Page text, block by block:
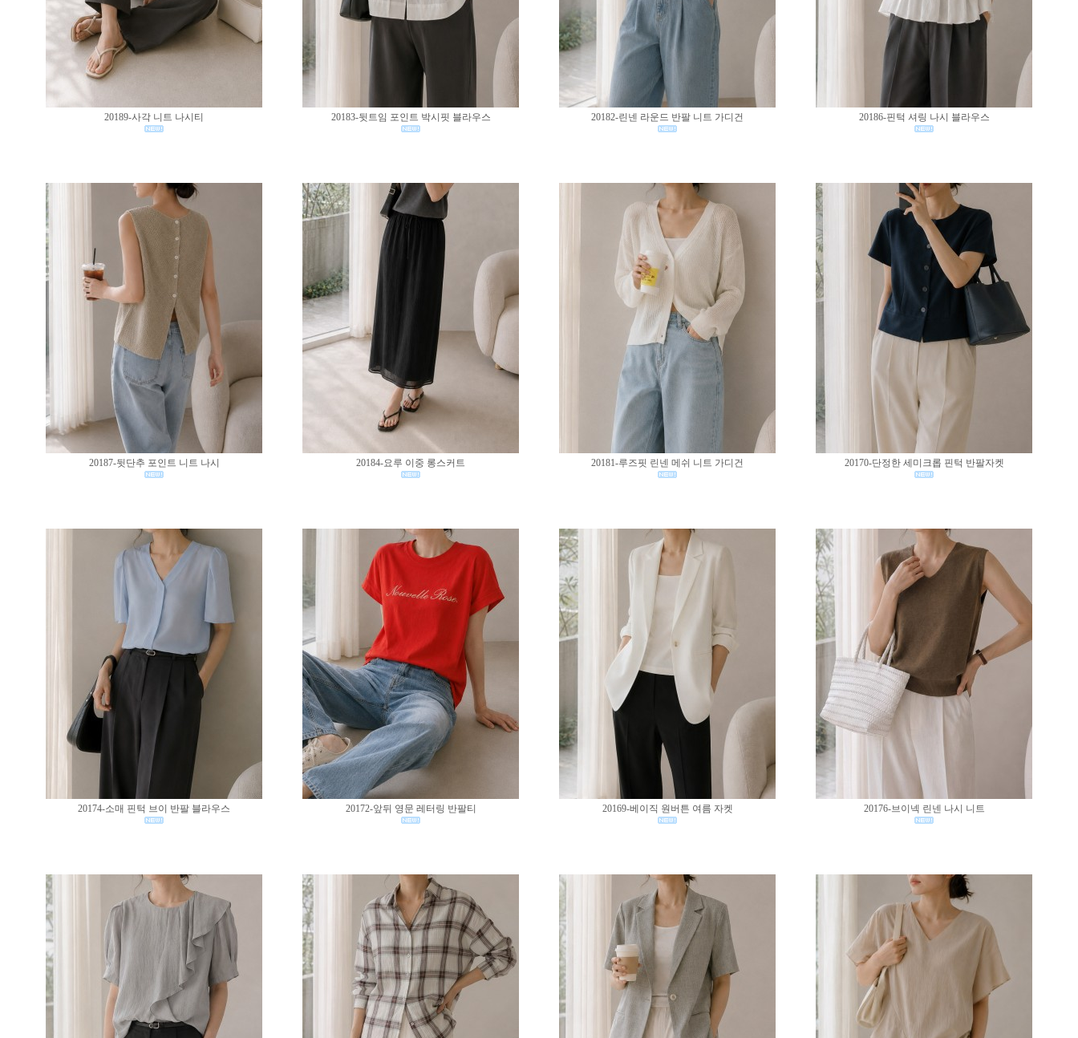
20189-사각 니트 나시티 20183-뒷트임 포인트 박시핏 블라우스 20182-린넨 라운드 반팔 니트 가디건 20186-핀턱 셔링 나시 블라우스
20187-뒷단추 포인트 니트 나시 20184-요루 이중 롱스커트 20181-루즈핏 린넨 메쉬 니트 가디건 20170-단정한 세미크롭 핀턱 반팔자켓
20174-소매 핀턱 브이 반팔 블라우스 20172-앞뒤 영문 레터링 반팔티 20169-베이직 원버튼 여름 자켓 20176-브이넥 린넨 나시 니트